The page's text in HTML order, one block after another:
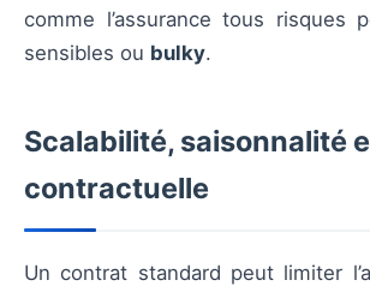
comme l’assurance tous risques
sensibles ou bulky.
Scalabilité, saisonnalité
contractuelle
Un contrat standard peut limiter